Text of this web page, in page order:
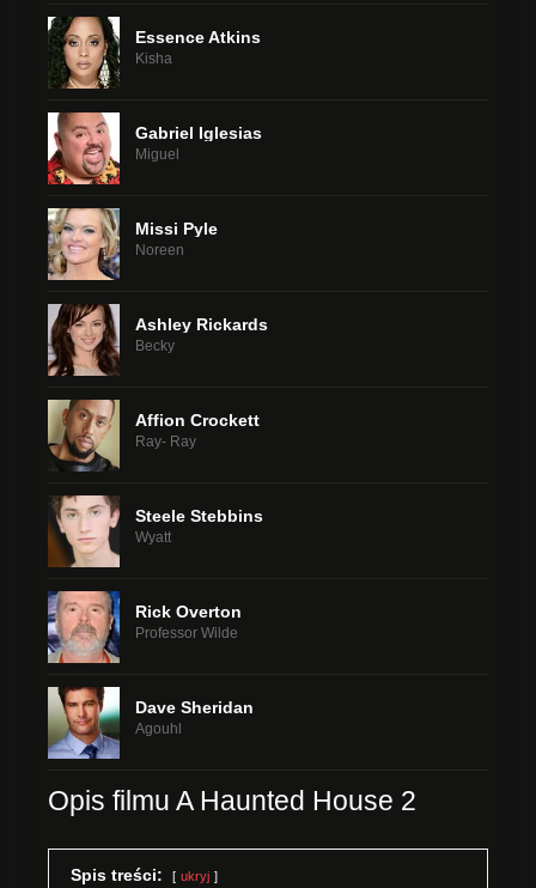
Essence Atkins
Kisha
Gabriel Iglesias
Miguel
Missi Pyle
Noreen
Ashley Rickards
Becky
Affion Crockett
Ray- Ray
Steele Stebbins
Wyatt
Rick Overton
Professor Wilde
Dave Sheridan
Agouhl
Opis filmu A Haunted House 2
Spis treści: ukryj